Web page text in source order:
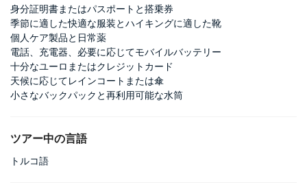
身分証明書またはパスポートと搭乗券
季節に適した快適な服装とハイキングに適した靴
個人ケア製品と日常薬
電話、充電器、必要に応じてモバイルバッテリー
十分なユーロまたはクレジットカード
天候に応じてレインコートまたは傘
小さなバックパックと再利用可能な水筒
ツアー中の言語
トルコ語